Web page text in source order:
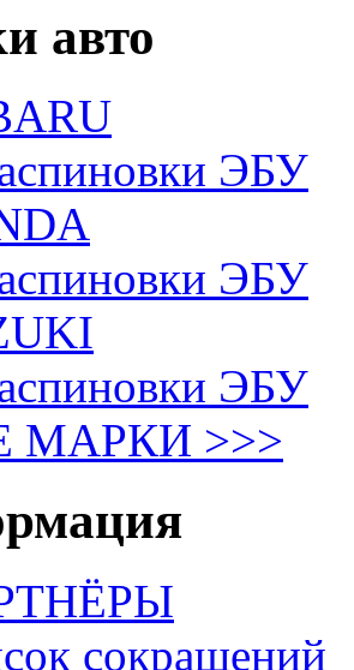
авто
ЭБУ
ЭБУ
ЭБУ
МАРКИ >>>
сокращений